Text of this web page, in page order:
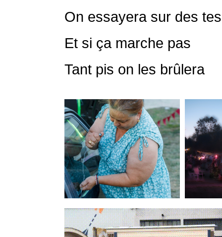
On essayera sur des
Et si ça marche pas
Tant pis on les brûlera